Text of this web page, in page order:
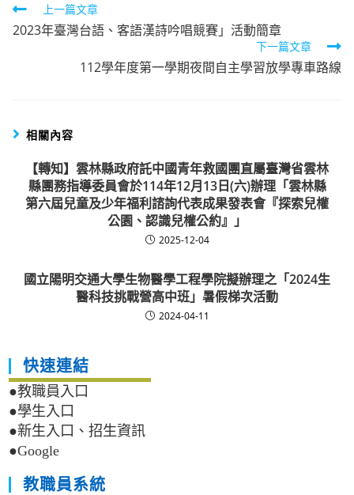
Read
more
上一篇文章
2023年臺灣台語、客語漢詩吟唱競賽」活動簡章
下一篇文章
112學年度第一學期夜間自主學習放學專車路線
相關內容
【轉知】雲林縣政府託中國青年救國團直屬臺灣省雲林
縣團務指導委員會於114年12月13日(六)辦理「雲林縣
第六屆兒童及少年福利諮詢代表成果發表會『探索兒權
公園、認識兒權公約』」
2025-12-04
國立陽明交通大學生物醫學工程學院擬辦理之「2024生
醫科技挑戰營高中班」暑假梯次活動
2024-04-11
快速連結
●教職員入口
●學生入口
●新生入口、招生資訊
●Google
教職員系統